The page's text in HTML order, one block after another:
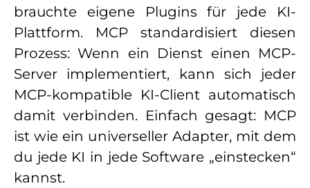
brauchte eigene Plugins für jede KI-
Plattform. MCP standardisiert diesen
Prozess: Wenn ein Dienst einen MCP-
Server implementiert, kann sich jeder
MCP-kompatible KI-Client automatisch
damit verbinden. Einfach gesagt: MCP
ist wie ein universeller Adapter, mit dem
du jede KI in jede Software „einstecken“
kannst.